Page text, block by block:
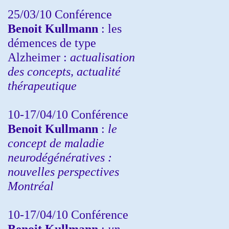
25/03/10 Conférence
Benoit Kullmann : les
démences de type
Alzheimer : actualisation
des concepts, actualité
thérapeutique
10-17/04/10 Conférence
Benoit Kullmann : le
concept de maladie
neurodégénératives :
nouvelles perspectives
Montréal
10-17/04/10 Conférence